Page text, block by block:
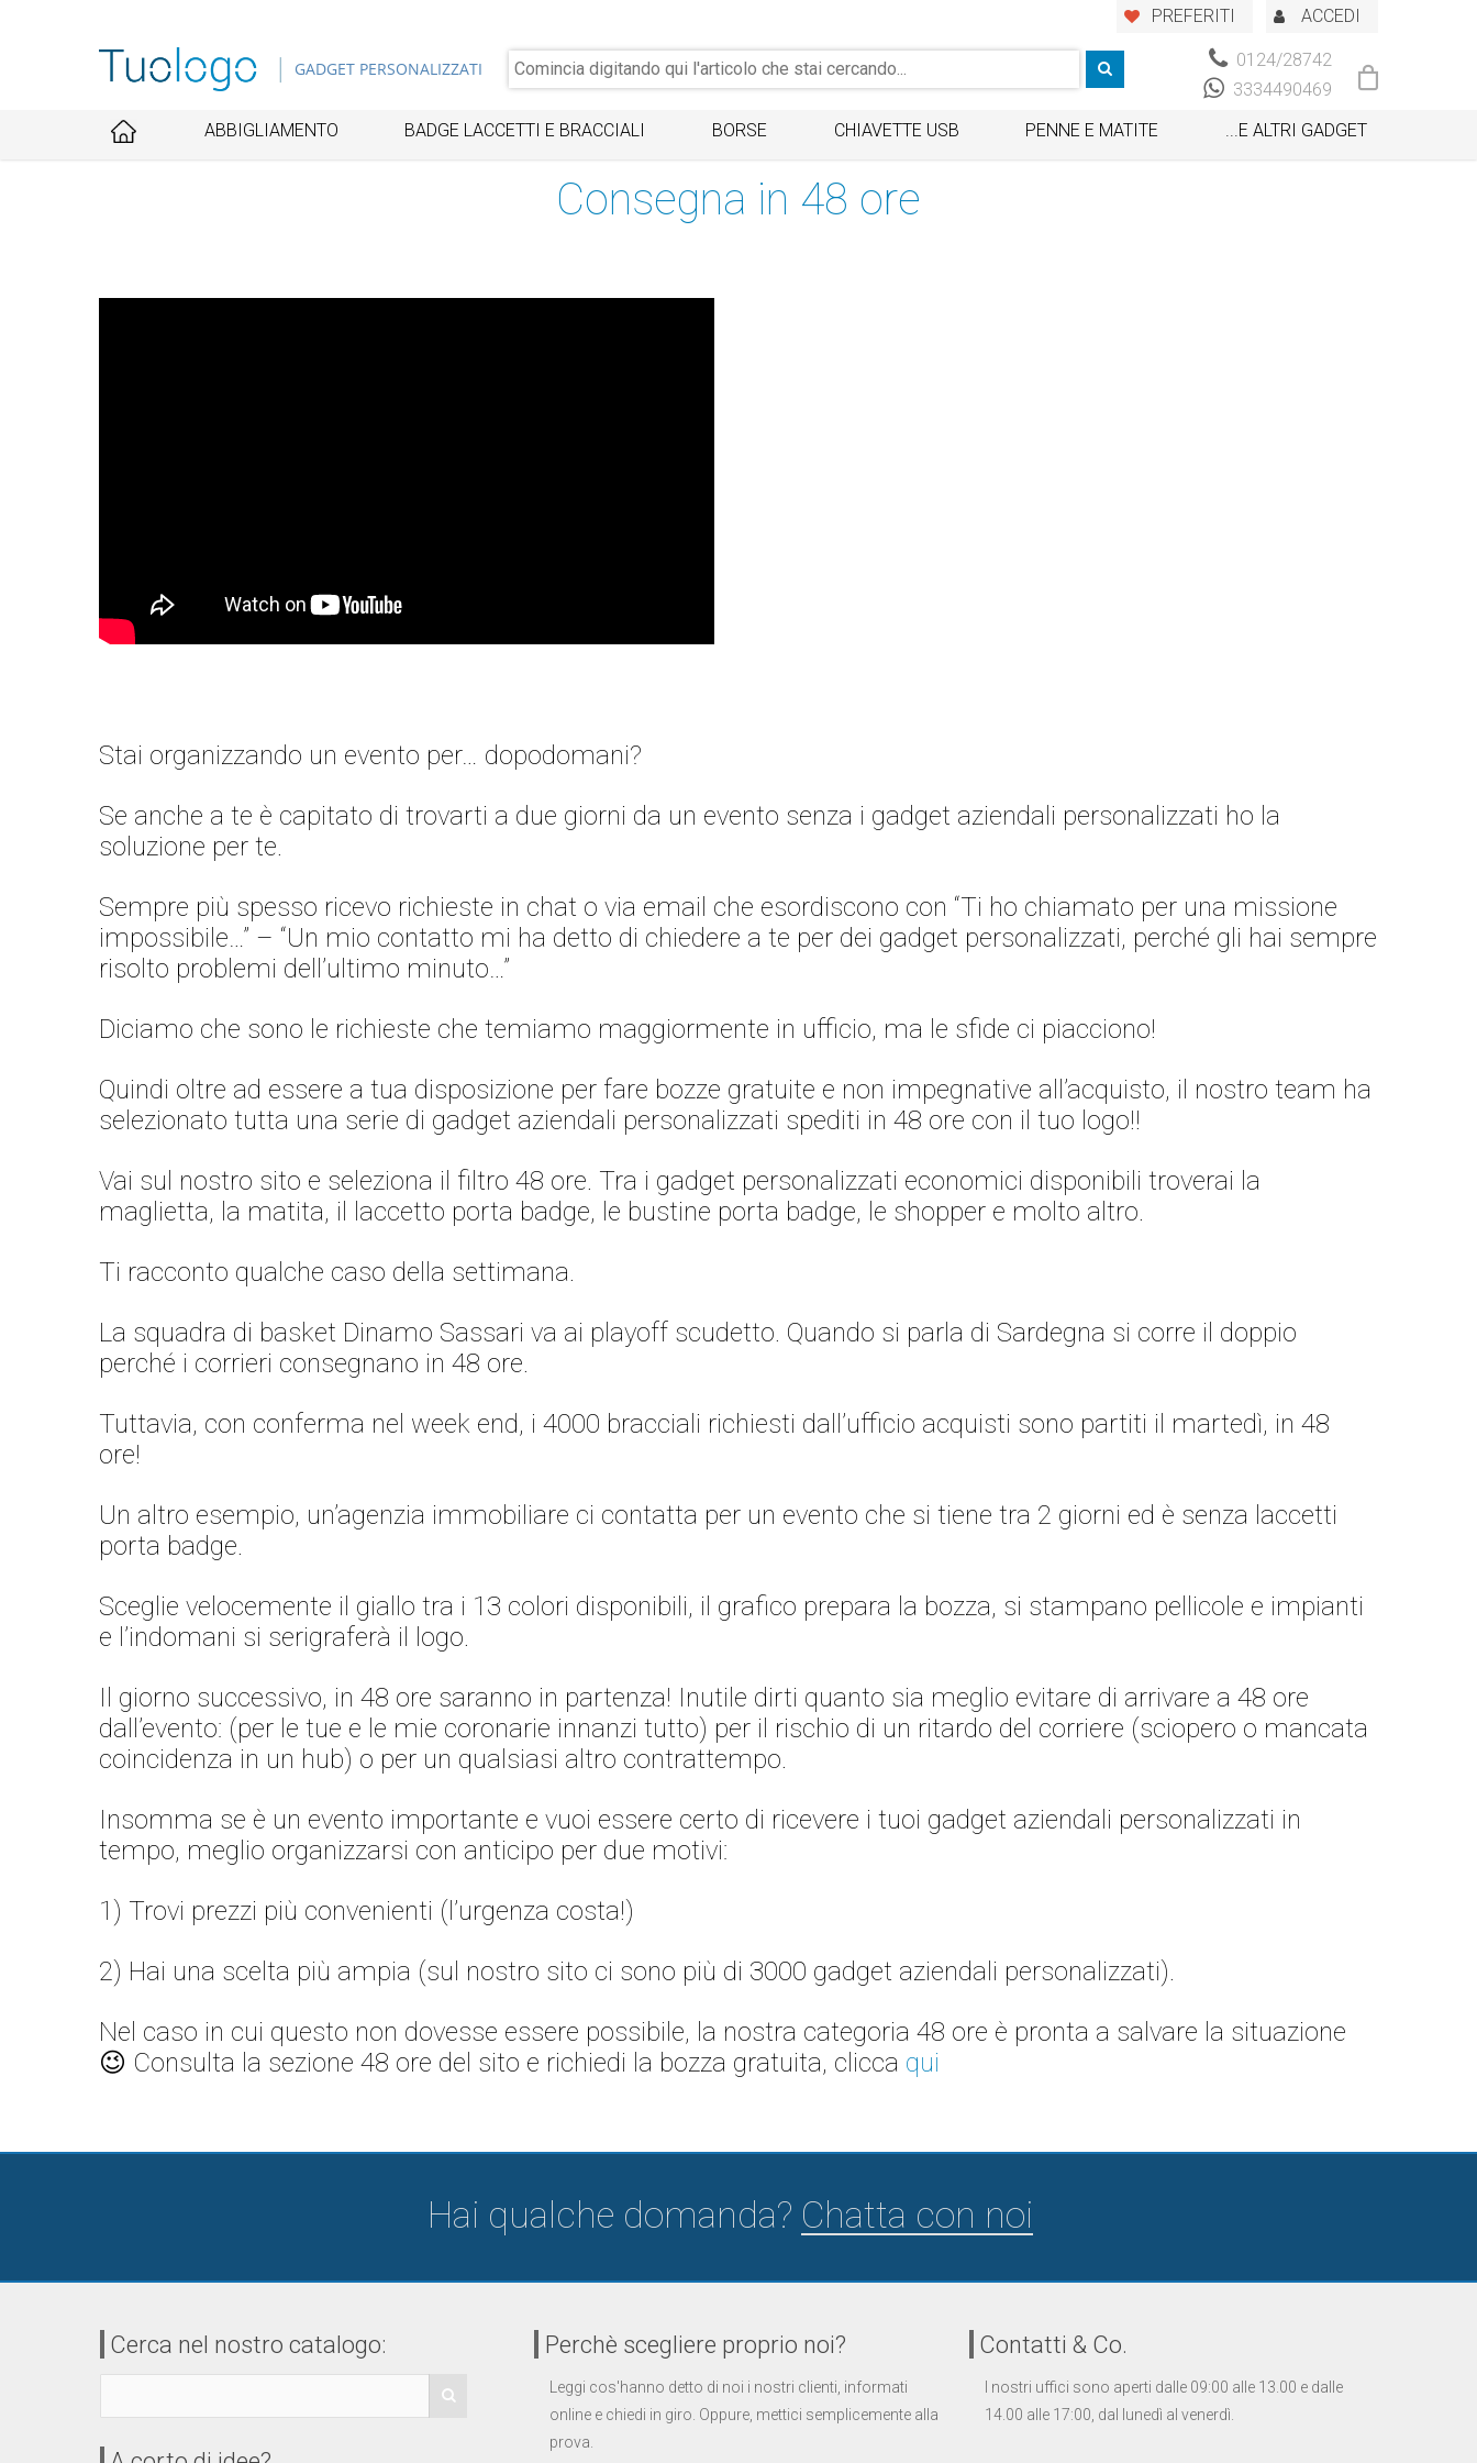
PREFERITI ACCEDI
GADGET PERSONALIZZATI
0124/28742
3334490469
ABBIGLIAMENTO
BADGE LACCETTI E BRACCIALI BORSE CHIAVETTE USB PENNE E MATITE ...E ALTRI GADGET
Consegna in 48 ore
Stai organizzando un evento per… dopodomani?
Se anche a te è capitato di trovarti a due giorni da un evento senza i gadget aziendali personalizzati ho la
soluzione per te.
Sempre più spesso ricevo richieste in chat o via email che esordiscono con “Ti ho chiamato per una missione
impossibile…” – “Un mio contatto mi ha detto di chiedere a te per dei gadget personalizzati, perché gli hai sempre
risolto problemi dell’ultimo minuto…”
Diciamo che sono le richieste che temiamo maggiormente in ufficio, ma le sfide ci piacciono!
Quindi oltre ad essere a tua disposizione per fare bozze gratuite e non impegnative all’acquisto, il nostro team ha
selezionato tutta una serie di gadget aziendali personalizzati spediti in 48 ore con il tuo logo!!
Vai sul nostro sito e seleziona il filtro 48 ore. Tra i gadget personalizzati economici disponibili troverai la
maglietta, la matita, il laccetto porta badge, le bustine porta badge, le shopper e molto altro.
Ti racconto qualche caso della settimana.
La squadra di basket Dinamo Sassari va ai playoff scudetto. Quando si parla di Sardegna si corre il doppio
perché i corrieri consegnano in 48 ore.
Tuttavia, con conferma nel week end, i 4000 bracciali richiesti dall’ufficio acquisti sono partiti il martedì, in 48
ore!
Un altro esempio, un’agenzia immobiliare ci contatta per un evento che si tiene tra 2 giorni ed è senza laccetti
porta badge.
Sceglie velocemente il giallo tra i 13 colori disponibili, il grafico prepara la bozza, si stampano pellicole e impianti
e l’indomani si serigraferà il logo.
Il giorno successivo, in 48 ore saranno in partenza! Inutile dirti quanto sia meglio evitare di arrivare a 48 ore
dall’evento: (per le tue e le mie coronarie innanzi tutto) per il rischio di un ritardo del corriere (sciopero o mancata
coincidenza in un hub) o per un qualsiasi altro contrattempo.
Insomma se è un evento importante e vuoi essere certo di ricevere i tuoi gadget aziendali personalizzati in
tempo, meglio organizzarsi con anticipo per due motivi:
1) Trovi prezzi più convenienti (l’urgenza costa!)
2) Hai una scelta più ampia (sul nostro sito ci sono più di 3000 gadget aziendali personalizzati).
Nel caso in cui questo non dovesse essere possibile, la nostra categoria 48 ore è pronta a salvare la situazione
😉 Consulta la sezione 48 ore del sito e richiedi la bozza gratuita, clicca qui
Hai qualche domanda? Chatta con noi
Cerca nel nostro catalogo: Perchè scegliere proprio noi?
Leggi cos'hanno detto di noi i nostri clienti, informati
online e chiedi in giro. Oppure, mettici semplicemente alla
prova.
Contatti & Co.
I nostri uffici sono aperti dalle 09:00 alle 13.00 e dalle
14.00 alle 17:00, dal lunedì al venerdì.